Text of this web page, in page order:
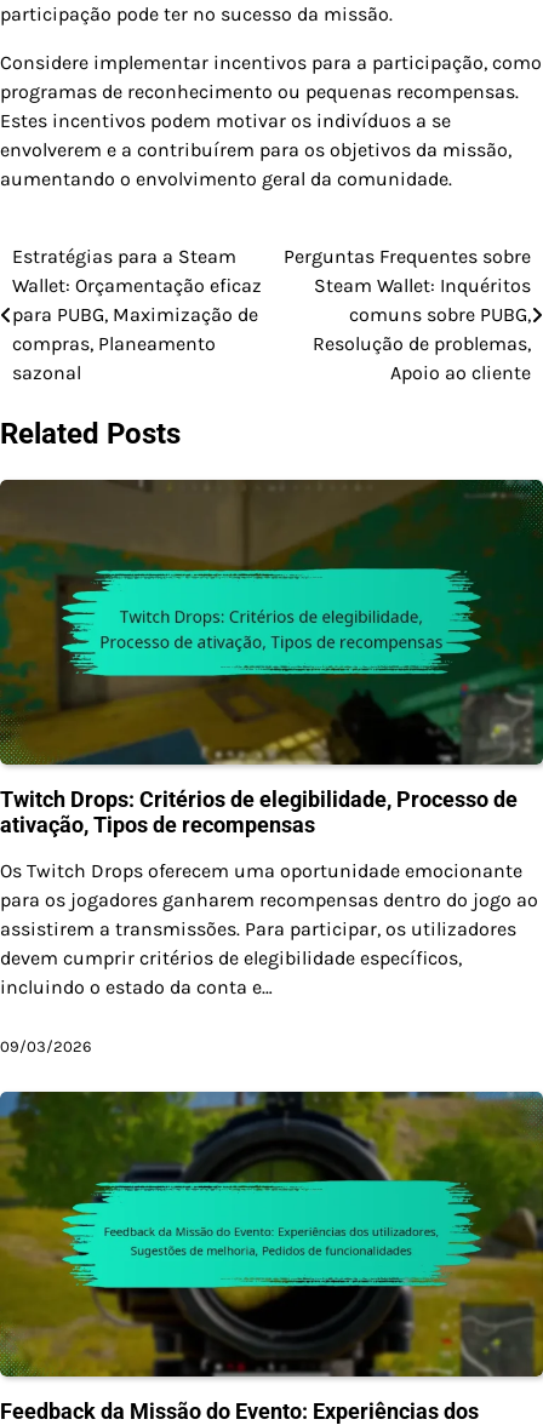
participação pode ter no sucesso da missão.
Considere implementar incentivos para a participação, como
programas de reconhecimento ou pequenas recompensas.
Estes incentivos podem motivar os indivíduos a se
envolverem e a contribuírem para os objetivos da missão,
aumentando o envolvimento geral da comunidade.
Post
navigation
Estratégias para a Steam
Wallet: Orçamentação eficaz
para PUBG, Maximização de
compras, Planeamento
sazonal
Perguntas Frequentes sobre
Steam Wallet: Inquéritos
comuns sobre PUBG,
Resolução de problemas,
Apoio ao cliente
Related Posts
Twitch Drops: Critérios de elegibilidade, Processo de
ativação, Tipos de recompensas
Os Twitch Drops oferecem uma oportunidade emocionante
para os jogadores ganharem recompensas dentro do jogo ao
assistirem a transmissões. Para participar, os utilizadores
devem cumprir critérios de elegibilidade específicos,
incluindo o estado da conta e…
09/03/2026
Feedback da Missão do Evento: Experiências dos